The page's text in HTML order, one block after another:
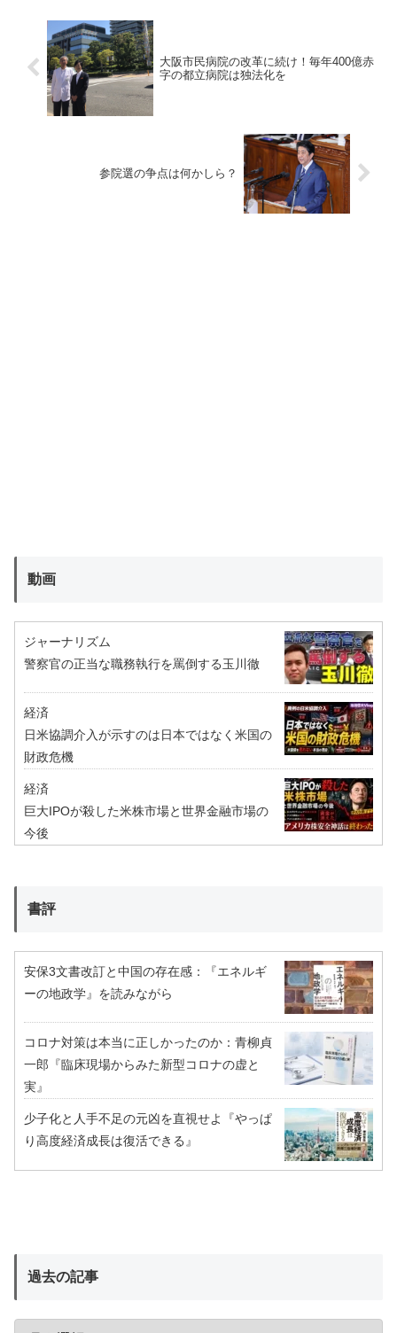
大阪市民病院の改革に続け！毎年400億赤
字の都立病院は独法化を
参院選の争点は何かしら？
動画
ジャーナリズム
警察官の正当な職務執行を罵倒する玉川徹
経済
日米協調介入が示すのは日本ではなく米国の
財政危機
経済
巨大IPOが殺した米株市場と世界金融市場の
今後
書評
安保3文書改訂と中国の存在感：『エネルギ
ーの地政学』を読みながら
コロナ対策は本当に正しかったのか：青柳貞
一郎『臨床現場からみた新型コロナの虚と
実』
少子化と人手不足の元凶を直視せよ『やっぱ
り高度経済成長は復活できる』
過去の記事